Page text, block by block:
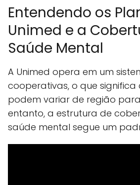
Entendendo os
Unimed e a
Saúde Mental
A Unimed opera em um
cooperativas, o que significa
podem variar de região
entanto, a estrutura de
saúde mental segue um